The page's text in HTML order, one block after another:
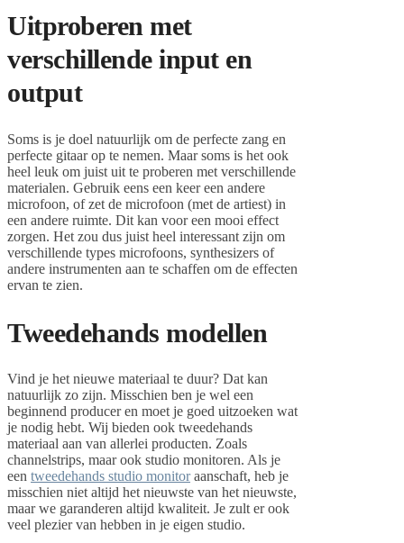
Uitproberen met
verschillende input en
output
Soms is je doel natuurlijk om de perfecte zang en
perfecte gitaar op te nemen. Maar soms is het ook
heel leuk om juist uit te proberen met verschillende
materialen. Gebruik eens een keer een andere
microfoon, of zet de microfoon (met de artiest) in
een andere ruimte. Dit kan voor een mooi effect
zorgen. Het zou dus juist heel interessant zijn om
verschillende types microfoons, synthesizers of
andere instrumenten aan te schaffen om de effecten
ervan te zien.
Tweedehands modellen
Vind je het nieuwe materiaal te duur? Dat kan
natuurlijk zo zijn. Misschien ben je wel een
beginnend producer en moet je goed uitzoeken wat
je nodig hebt. Wij bieden ook tweedehands
materiaal aan van allerlei producten. Zoals
channelstrips, maar ook studio monitoren. Als je
een tweedehands studio monitoraanschaft, heb je
misschien niet altijd het nieuwste van het nieuwste,
maar we garanderen altijd kwaliteit. Je zult er ook
veel plezier van hebben in je eigen studio.